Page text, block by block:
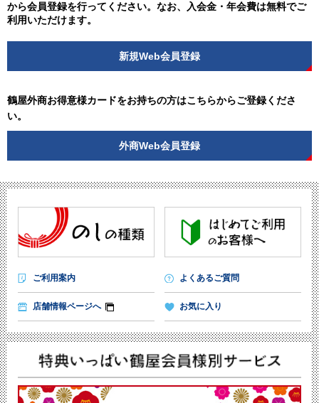
から会員登録を行ってください。なお、入会金・年会費は無料でご
利用いただけます。
新規Web会員登録
鶴屋外商お得意様カードをお持ちの方はこちらからご登録くださ
い。
外商Web会員登録
ご利用案内 よくあるご質問
店舗情報ページへ お気に入り